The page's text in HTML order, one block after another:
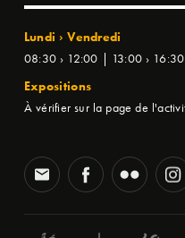
Lundi › Vendredi
08:30 › 12:00 | 13:00 › 16:30
Expositions
À vérifier sur la page de